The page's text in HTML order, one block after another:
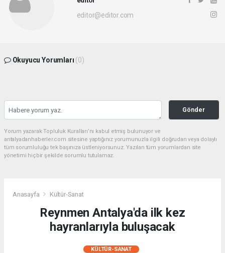
editor@editor.com
Okuyucu Yorumları (0)
Gönder
Yorum yazarak Topluluk Kuralları’nı kabul etmiş bulunuyor ve
antalyadanhaberler.com sitesine yaptığınız yorumunuzla ilgili doğrudan veya dolaylı
tüm sorumluluğu tek başınıza üstleniyorsunuz. Yazılan tüm yorumlardan site
yönetimi hiçbir şekilde sorumlu tutulamaz.
Anasayfa Kültür-Sanat
Reynmen Antalya'da ilk kez
hayranlarıyla buluşacak
KÜLTÜR-SANAT